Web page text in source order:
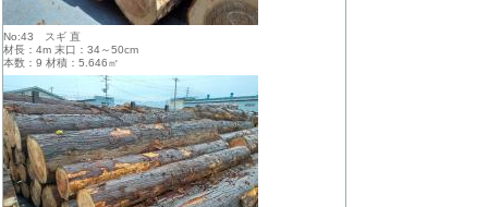
No:43 スギ 直
材長：4m 末口：34～50cm
本数：9 材積：5.646㎥